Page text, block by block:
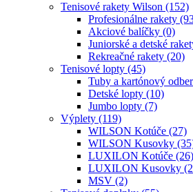
Tenisové rakety Wilson (152)
Profesionálne rakety
Akciové balíčky (0)
Juniorské a detské
Rekreačné rakety (20)
Tenisové lopty (45)
Tuby a kartónový
Detské lopty (10)
Jumbo lopty (7)
Výplety (119)
WILSON Kotúče (27)
WILSON Kusovky
LUXILON Kotúče (26)
LUXILON Kusovky
MSV (2)